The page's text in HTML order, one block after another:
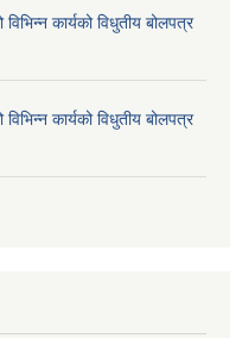
कार्यको विधुतीय बोलपत्र
कार्यको विधुतीय बोलपत्र